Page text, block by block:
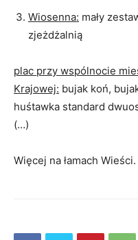
Wiosenna: mały
zjeżdżalnią
plac przy wspólnocie
Krajowej: bujak koń,
huśtawka standard
(…)
Więcej na łamach Wieści.